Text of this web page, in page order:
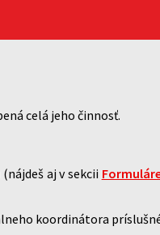
celá jeho činnosť.
aj v sekcii
koordinátora